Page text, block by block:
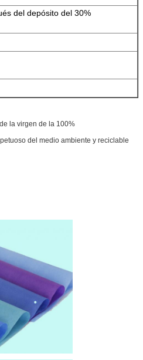
del depósito del 30%
la virgen de la 100%
del medio ambiente y reciclable